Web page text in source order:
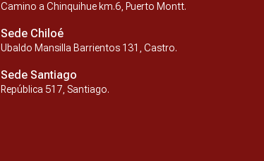
Camino a Chinquihue km.6, Puerto Montt.
Sede Chiloé
Ubaldo Mansilla Barrientos 131, Castro.
Sede Santiago
República 517, Santiago.